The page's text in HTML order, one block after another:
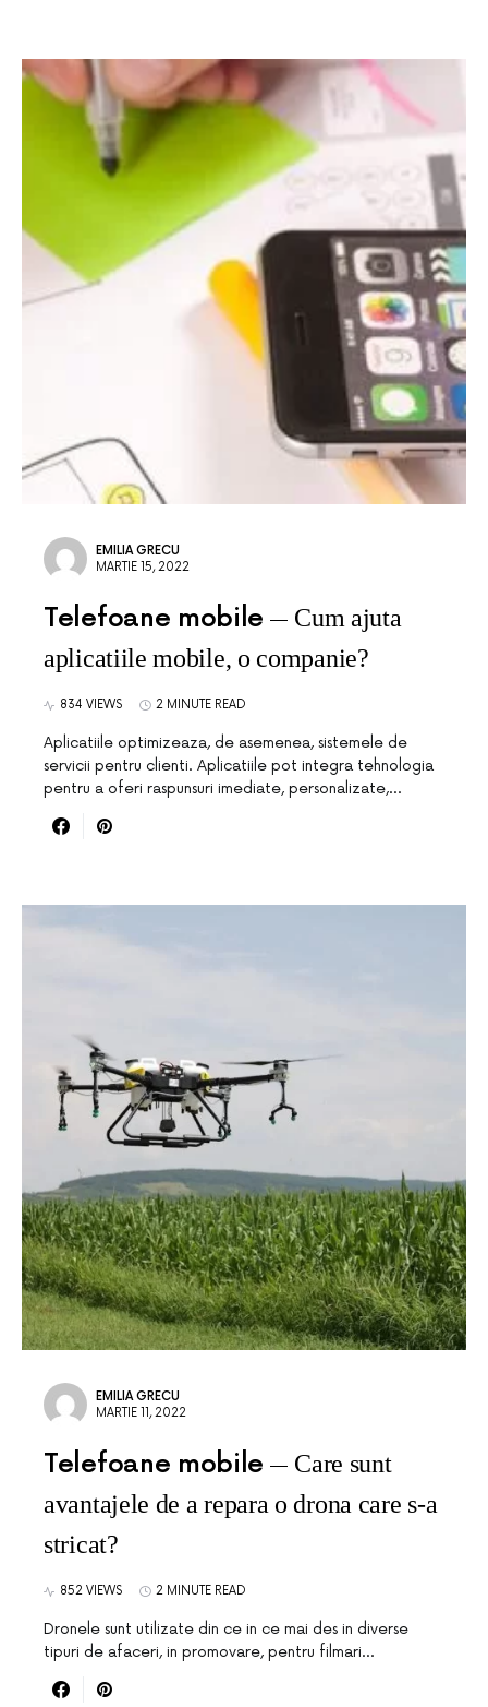
EMILIA GRECU
MARTIE 15, 2022
Telefoane mobile
Cum ajuta
aplicatiile mobile, o companie?
834 VIEWS 2 MINUTE READ
Aplicatiile optimizeaza, de asemenea, sistemele de
servicii pentru clienti. Aplicatiile pot integra tehnologia
pentru a oferi raspunsuri imediate, personalizate,…
EMILIA GRECU
MARTIE 11, 2022
Telefoane mobile
Care sunt
avantajele de a repara o drona care s-a
stricat?
852 VIEWS 2 MINUTE READ
Dronele sunt utilizate din ce in ce mai des in diverse
tipuri de afaceri, in promovare, pentru filmari…